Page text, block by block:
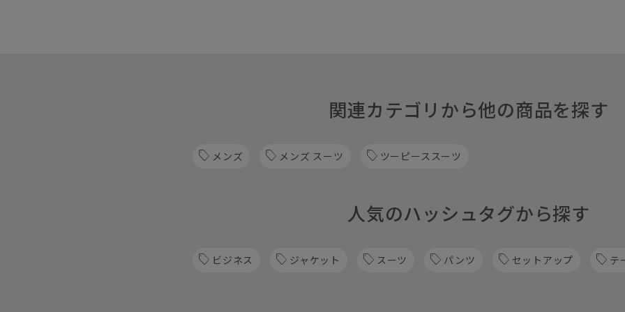
関連カテゴリから他の商品を探す
メンズ メンズ スーツ ツーピーススーツ
人気のハッシュタグから探す
ビジネス ジャケット スーツ パンツ セットアップ テ